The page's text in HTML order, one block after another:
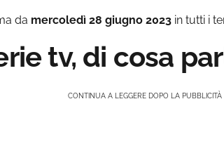
da mercoledì 28 giugno 2023 in tutti i
tv, di cosa
CONTINUA A LEGGERE DOPO LA PUBBLICITÀ